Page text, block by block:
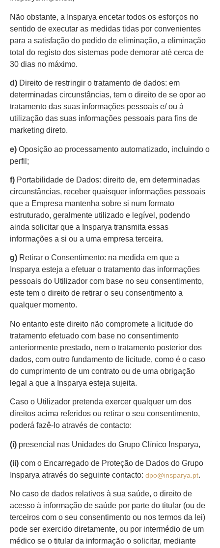
Não obstante, a Insparya encetar todos os esforços no
sentido de executar as medidas tidas por convenientes
para a satisfação do pedido de eliminação, a eliminação
total do registo dos sistemas pode demorar até cerca de
30 dias no máximo.
d) Direito de restringir o tratamento de dados: em
determinadas circunstâncias, tem o direito de se opor ao
tratamento das suas informações pessoais e/ ou à
utilização das suas informações pessoais para fins de
marketing direto.
e) Oposição ao processamento automatizado, incluindo o
perfil;
f) Portabilidade de Dados: direito de, em determinadas
circunstâncias, receber quaisquer informações pessoais
que a Empresa mantenha sobre si num formato
estruturado, geralmente utilizado e legível, podendo
ainda solicitar que a Insparya transmita essas
informações a si ou a uma empresa terceira.
g) Retirar o Consentimento: na medida em que a
Insparya esteja a efetuar o tratamento das informações
pessoais do Utilizador com base no seu consentimento,
este tem o direito de retirar o seu consentimento a
qualquer momento.
No entanto este direito não compromete a licitude do
tratamento efetuado com base no consentimento
anteriormente prestado, nem o tratamento posterior dos
dados, com outro fundamento de licitude, como é o caso
do cumprimento de um contrato ou de uma obrigação
legal a que a Insparya esteja sujeita.
Caso o Utilizador pretenda exercer qualquer um dos
direitos acima referidos ou retirar o seu consentimento,
poderá fazê-lo através de contacto:
(i) presencial nas Unidades do Grupo Clínico Insparya,
(ii) com o Encarregado de Proteção de Dados do Grupo
Insparya através do seguinte contacto: dpo@insparya.pt.
No caso de dados relativos à sua saúde, o direito de
acesso à informação de saúde por parte do titular (ou de
terceiros com o seu consentimento ou nos termos da lei)
pode ser exercido diretamente, ou por intermédio de um
médico se o titular da informação o solicitar, mediante